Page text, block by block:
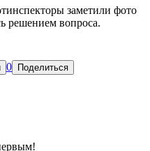
заметили фото
решением вопроса.
0
Поделиться